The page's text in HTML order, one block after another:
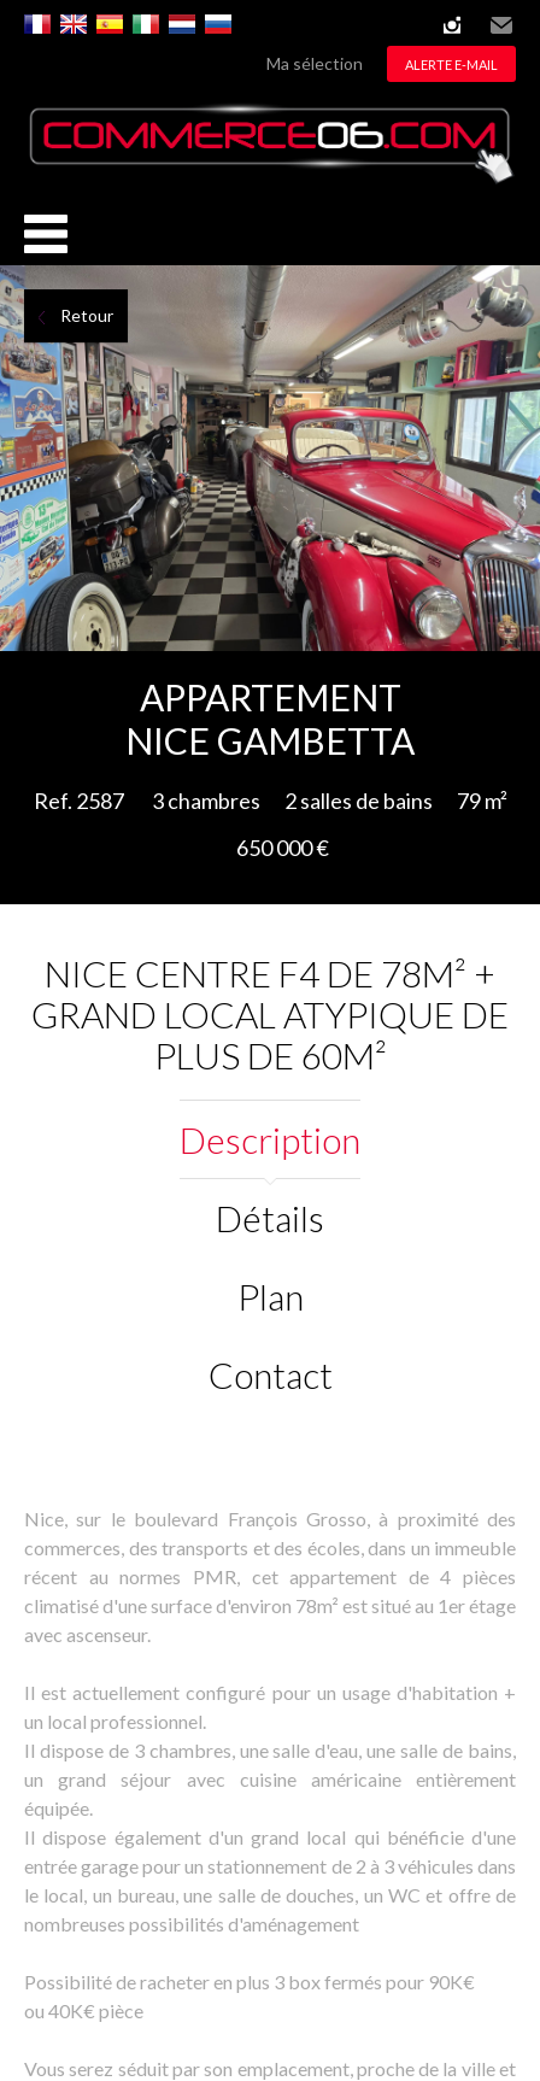
instagram
Email
Ma sélection ALERTE E-MAIL
Retour
APPARTEMENT
NICE GAMBETTA
Ref. 2587 3 chambres 2 salles de bains
79 m²
650 000 €
NICE CENTRE F4 DE 78M² +
GRAND LOCAL ATYPIQUE DE
PLUS DE 60M²
Description
Détails
Plan
Contact
Nice, sur le boulevard François Grosso, à proximité des
commerces, des transports et des écoles, dans un immeuble
récent au normes PMR, cet appartement de 4 pièces
climatisé d'une surface d'environ 78m² est situé au 1er étage
avec ascenseur.
Il est actuellement configuré pour un usage d'habitation +
un local professionnel.
Il dispose de 3 chambres, une salle d'eau, une salle de bains,
un grand séjour avec cuisine américaine entièrement
équipée.
Il dispose également d'un grand local qui bénéficie d'une
entrée garage pour un stationnement de 2 à 3 véhicules dans
le local, un bureau, une salle de douches, un WC et offre de
nombreuses possibilités d'aménagement
Possibilité de racheter en plus 3 box fermés pour 90K€
ou 40K€ pièce
Vous serez séduit par son emplacement, proche de la ville et